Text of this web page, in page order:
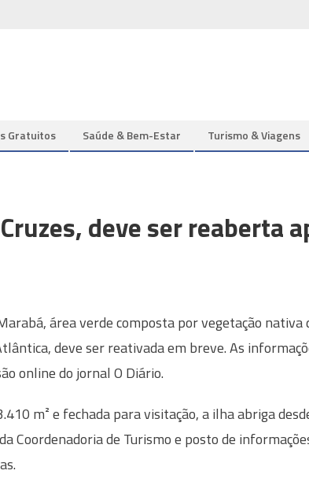
Gratuitos Saúde & Bem-Estar Turismo & Viagens
deve ser reaberta
área verde composta por vegetação nativa
deve ser reativada em breve. As
online do jornal O Diário.
m² e fechada para visitação, a ilha abriga
Coordenadoria de Turismo e posto de